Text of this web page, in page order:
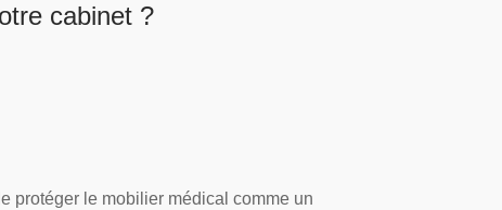
cabinet ?
protéger le mobilier médical comme un